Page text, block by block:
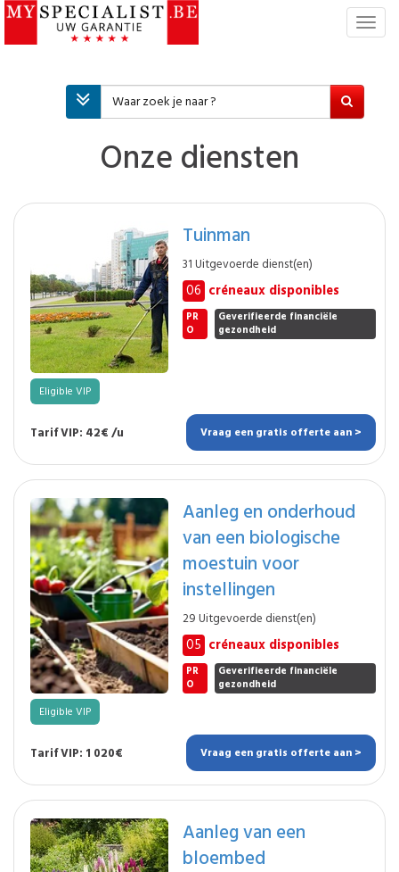
T
i
Onze diensten
Tuinman
31 Uitgevoerde dienst(en)
06 créneaux disponibles
PR
O
Geverifieerde financiële
gezondheid
Eligible VIP
Tarif VIP: 42€ /u Vraag een gratis offerte aan >
Aanleg en onderhoud
van een biologische
moestuin voor
instellingen
29 Uitgevoerde dienst(en)
05 créneaux disponibles
PR
O
Geverifieerde financiële
gezondheid
Eligible VIP
Tarif VIP: 1 020€ Vraag een gratis offerte aan >
Aanleg van een
bloembed